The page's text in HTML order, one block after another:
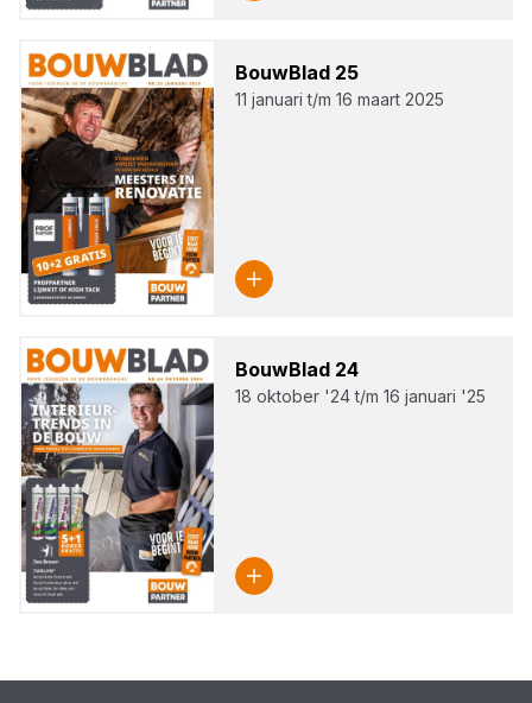
Bouw­Blad 25
11 januari t/m 16 maart 2025
Bouw­Blad 24
18 oktober '24 t/m 16 januari '25